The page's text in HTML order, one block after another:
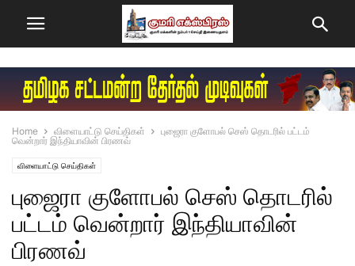
Home விளையாட்டு செய்திகள்
புஜைரா குளோபல் செஸ் தொடரில் பட்டம்
வென்றார் இந்தியாவின் பிரணவ்
விளையாட்டு செய்திகள்
புஜைரா குளோபல் செஸ் தொடரில்
பட்டம் வென்றார் இந்தியாவின்
பிரணவ்